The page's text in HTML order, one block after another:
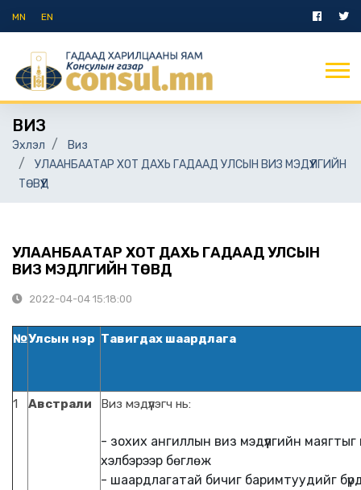
MN EN
ВИЗ
Эхлэл
Виз
УЛААНБААТАР ХОТ ДАХЬ ГАДААД УЛСЫН ВИЗ МЭДҮҮЛГИЙН
ТӨВҮҮД
УЛААНБААТАР ХОТ ДАХЬ ГАДААД УЛСЫН
ВИЗ МЭДҮҮЛГИЙН ТӨВҮҮД
2022-04-04 15:18:00
№Улсын нэр Тавигдах шаардлага
1 Австрали Виз мэдүүлэгч нь:
- зохих ангиллын виз мэдүүлгийн
хэлбэрээр бөглөж
- шаардлагатай бичиг баримтуудийг